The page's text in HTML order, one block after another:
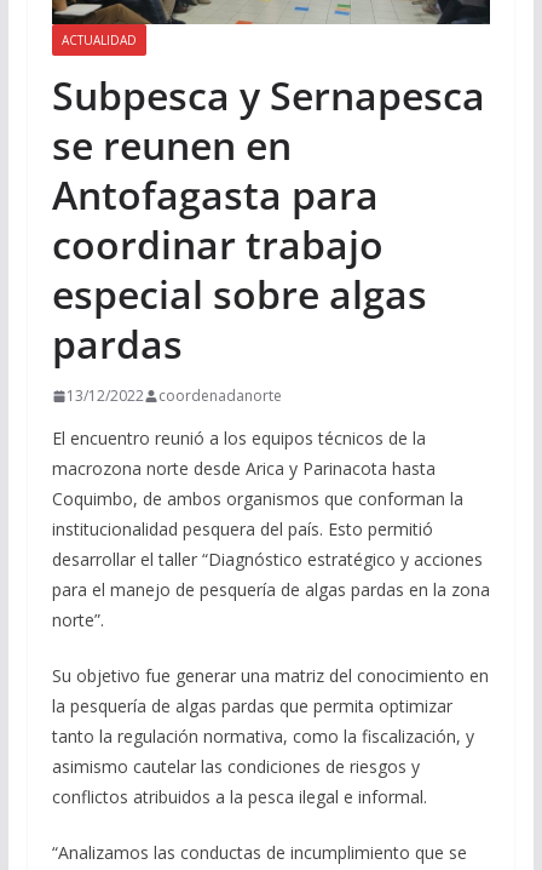
ACTUALIDAD
Subpesca y Sernapesca
se reunen en
Antofagasta para
coordinar trabajo
especial sobre algas
pardas
13/12/2022 coordenadanorte
El encuentro reunió a los equipos técnicos de la
macrozona norte desde Arica y Parinacota hasta
Coquimbo, de ambos organismos que conforman la
institucionalidad pesquera del país. Esto permitió
desarrollar el taller “Diagnóstico estratégico y acciones
para el manejo de pesquería de algas pardas en la zona
norte”.
Su objetivo fue generar una matriz del conocimiento en
la pesquería de algas pardas que permita optimizar
tanto la regulación normativa, como la fiscalización, y
asimismo cautelar las condiciones de riesgos y
conflictos atribuidos a la pesca ilegal e informal.
“Analizamos las conductas de incumplimiento que se